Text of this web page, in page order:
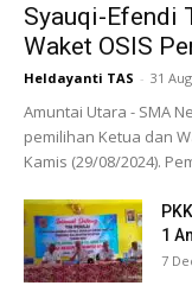
Syauqi-Efendi
Waket OSIS
Heldayanti TAS - 31
Amuntai Utara - SMA
pemilihan Ketua dan
Kamis (29/08/2024).
1
7